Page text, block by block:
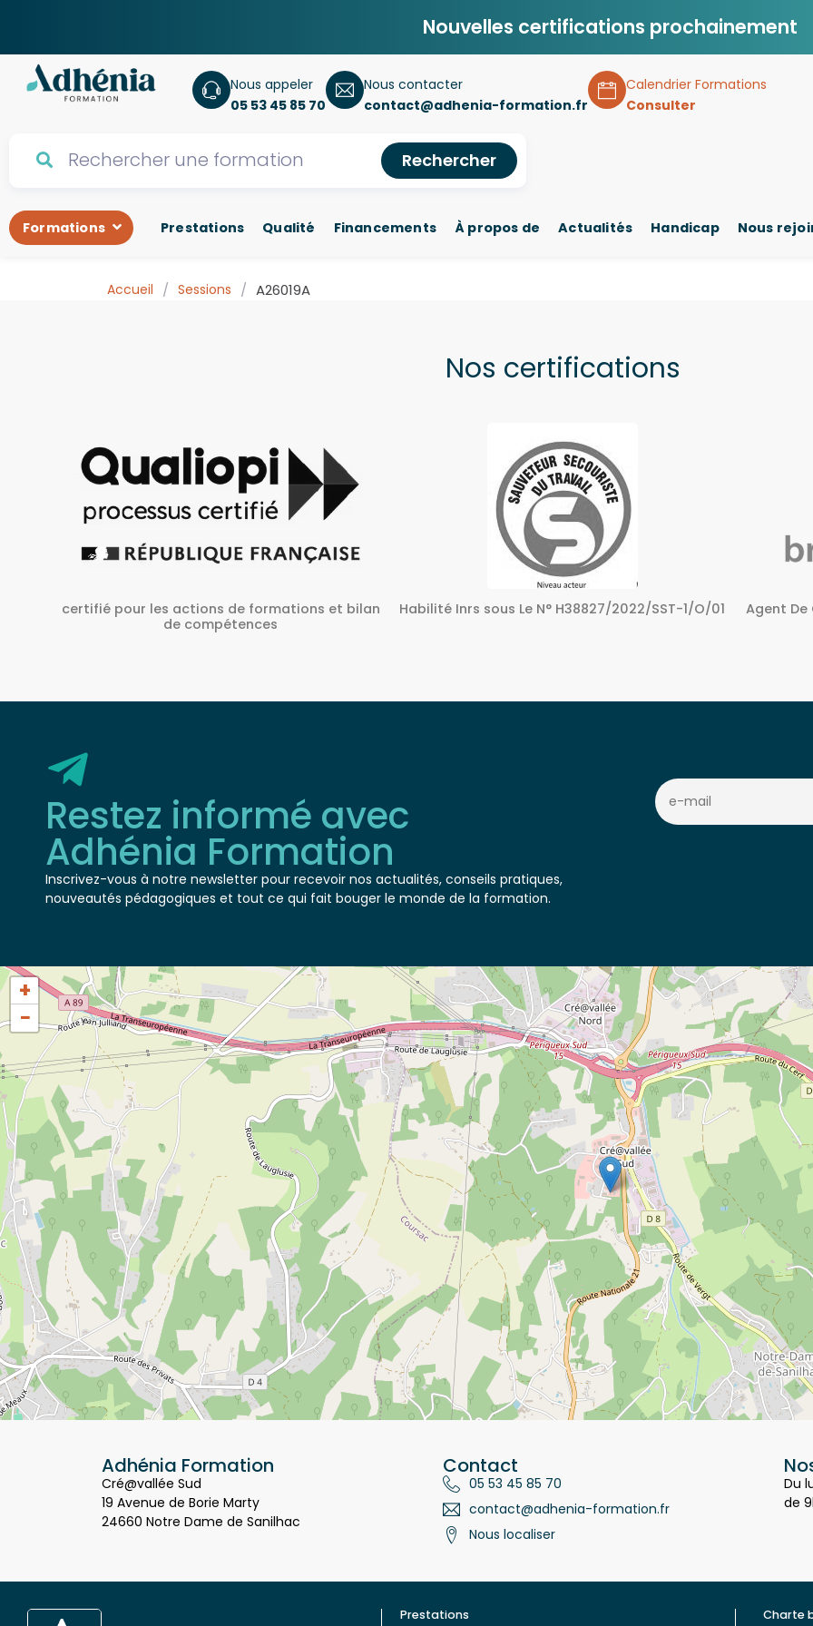
Nouvelles certifications prochainement
Nous appeler
05 53 45 85 70
Nous contacter
contact@adhenia-formation.fr
Calendrier Formations
Consulter
Rechercher
Formations Prestations Qualité Financements À propos de Actualités Handicap Nous
Accueil / Sessions / A26019A
Nos certifications
Habilité Inrs sous Le N° H38827/2022/SST-1/O/01 Agent De Certification sous Le N° 72240158724 Centre
Restez informé avec
Adhénia Formation
Inscrivez-vous à notre newsletter pour recevoir nos actualités, conseils pratiques,
nouveautés pédagogiques et tout ce qui fait bouger le monde de la formation.
+
−
Cré@vallée Sud
19 Avenue de Borie Marty
24660 Notre Dame de Sanilhac
05 53 45 85 70
contact@adhenia-formation.fr
Nous localiser
Du
de